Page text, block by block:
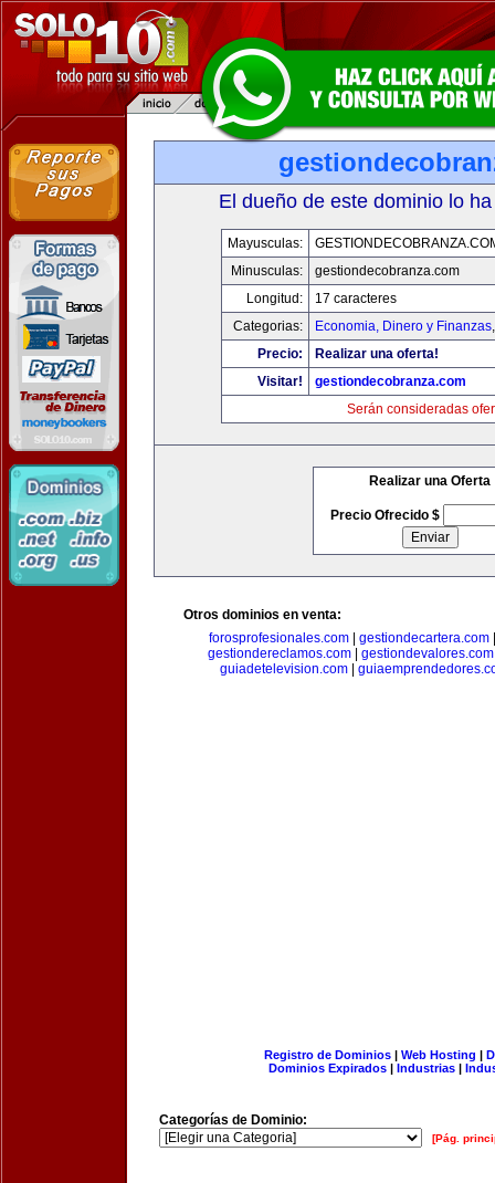
El dueño de este dominio lo
Mayusculas:
Minusculas:
gestiondecobranza.com
Longitud:
17 caracteres
Categorias:
Economia, Dinero y Finanzas
Precio:
Realizar una oferta!
Visitar!
gestiondecobranza.com
Serán consideradas
Realizar una Oferta
Precio Ofrecido $
Otros dominios en venta:
forosprofesionales.com
gestiondecartera.com
gestiondereclamos.com| gestiondevalores.com
guiadetelevision.com
Registro de Dominios| Web Hosting |
Dominios Expirados | Industrias |
Categorías de Dominio:
[Pág.